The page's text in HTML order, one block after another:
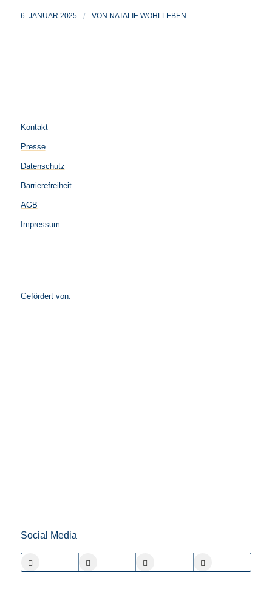
6. JANUAR 2025 / VON NATALIE WOHLLEBEN
Kontakt
Presse
Datenschutz
Barrierefreiheit
AGB
Impressum
Gefördert von:
Social Media